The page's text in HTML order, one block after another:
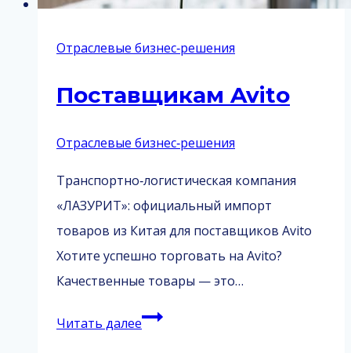
Отраслевые бизнес‑решения
Поставщикам Avito
Отраслевые бизнес‑решения
Транспортно‑логистическая компания
«ЛАЗУРИТ»: официальный импорт
товаров из Китая для поставщиков Avito
Хотите успешно торговать на Avito?
Качественные товары — это…
Читать далееПоставщикам